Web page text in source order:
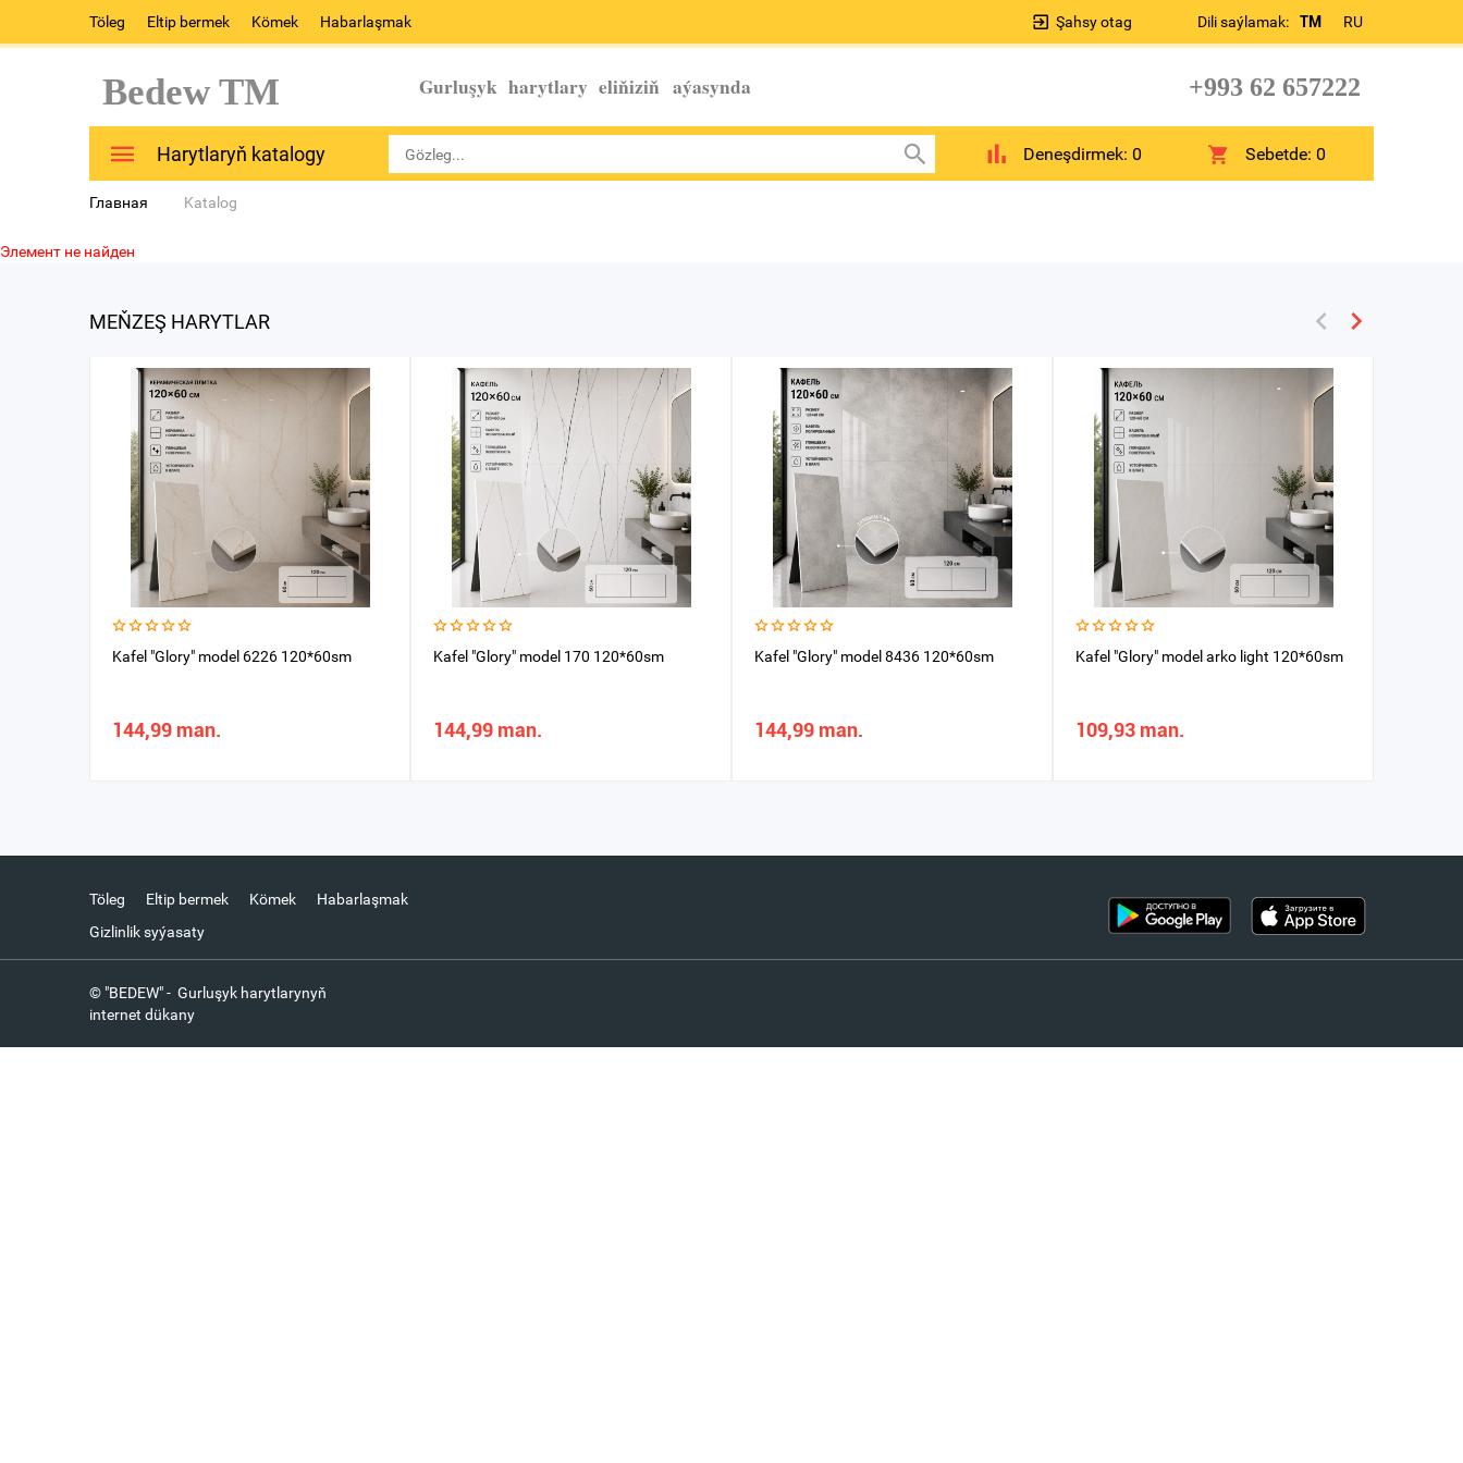
Töleg Eltip bermek Kömek Habarlaşmak Dili saýlamak: TM RU
Şahsy otag
Bedew TM Gurluşyk harytlary eliňiziň aýasynda +993 62 657222
Harytlaryň katalogy Deneşdirmek: 0 Sebetde:0
Главная Katalog
Элемент не найден
MEŇZEŞ HARYTLAR
Kafel "Glory" model 6226 120*60sm
144,99 man.
Kafel "Glory" model 170 120*60sm
144,99 man.
Kafel "Glory" model 8436 120*60sm
144,99 man.
Kafel "Glory" model arko light 120*60sm
109,93 man.
Töleg Eltip bermek Kömek
Habarlaşmak
Gizlinlik syýasaty
© "BEDEW" - Gurluşyk harytlarynyň
internet dükany